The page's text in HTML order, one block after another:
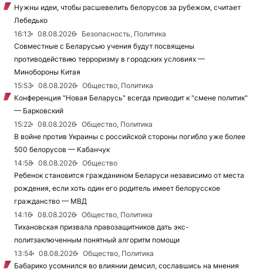
Нужны идеи, чтобы расшевелить белорусов за рубежом, считает
Лебедько
16:13
08.08.2026
Безопасность, Политика
Совместные с Беларусью учения будут посвящены
противодействию терроризму в городских условиях —
Минобороны Китая
15:53
08.08.2026
Общество, Политика
Конференция "Новая Беларусь" всегда приводит к "смене политик"
— Барковский
15:22
08.08.2026
Общество, Политика
В войне против Украины с российской стороны погибло уже более
500 белорусов — Кабанчук
14:58
08.08.2026
Общество
Ребенок становится гражданином Беларуси независимо от места
рождения, если хоть один его родитель имеет белорусское
гражданство — МВД
14:16
08.08.2026
Общество, Политика
Тихановская призвала правозащитников дать экс-
политзаключенным понятный алгоритм помощи
13:54
08.08.2026
Общество, Политика
Бабарико усомнился во влиянии демсил, сославшись на мнения